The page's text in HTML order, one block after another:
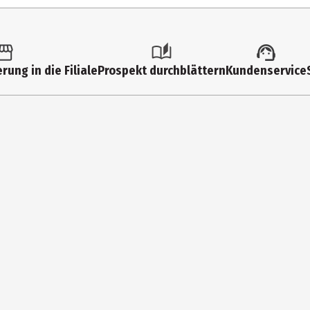
in die FilialeProspekt durchblätternKundenservice